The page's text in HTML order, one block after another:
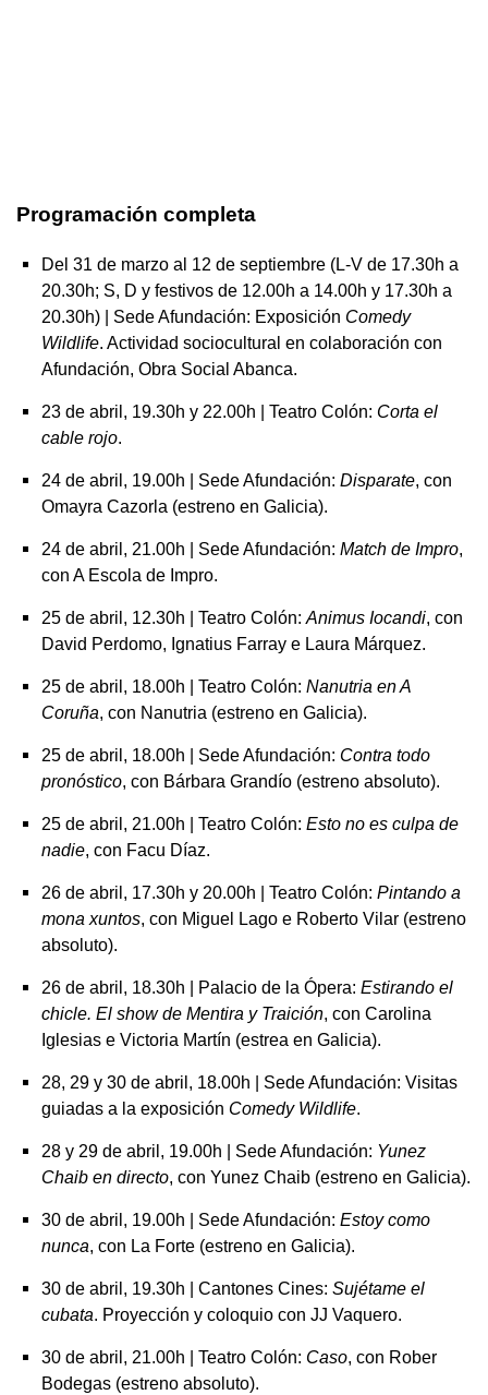
Programación completa
Del 31 de marzo al 12 de septiembre (L-V de 17.30h a
20.30h; S, D y festivos de 12.00h a 14.00h y 17.30h a
20.30h) | Sede Afundación: Exposición Comedy
Wildlife. Actividad sociocultural en colaboración con
Afundación, Obra Social Abanca.
23 de abril, 19.30h y 22.00h | Teatro Colón: Corta el
cable rojo.
24 de abril, 19.00h | Sede Afundación: Disparate, con
Omayra Cazorla (estreno en Galicia).
24 de abril, 21.00h | Sede Afundación: Match de Impro,
con A Escola de Impro.
25 de abril, 12.30h | Teatro Colón: Animus Iocandi, con
David Perdomo, Ignatius Farray e Laura Márquez.
25 de abril, 18.00h | Teatro Colón: Nanutria en A
Coruña, con Nanutria (estreno en Galicia).
25 de abril, 18.00h | Sede Afundación: Contra todo
pronóstico, con Bárbara Grandío (estreno absoluto).
25 de abril, 21.00h | Teatro Colón: Esto no es culpa de
nadie, con Facu Díaz.
26 de abril, 17.30h y 20.00h | Teatro Colón: Pintando a
mona xuntos, con Miguel Lago e Roberto Vilar (estreno
absoluto).
26 de abril, 18.30h | Palacio de la Ópera: Estirando el
chicle. El show de Mentira y Traición, con Carolina
Iglesias e Victoria Martín (estrea en Galicia).
28, 29 y 30 de abril, 18.00h | Sede Afundación: Visitas
guiadas a la exposición Comedy Wildlife.
28 y 29 de abril, 19.00h | Sede Afundación: Yunez
Chaib en directo, con Yunez Chaib (estreno en Galicia).
30 de abril, 19.00h | Sede Afundación: Estoy como
nunca, con La Forte (estreno en Galicia).
30 de abril, 19.30h | Cantones Cines: Sujétame el
cubata. Proyección y coloquio con JJ Vaquero.
30 de abril, 21.00h | Teatro Colón: Caso, con Rober
Bodegas (estreno absoluto).